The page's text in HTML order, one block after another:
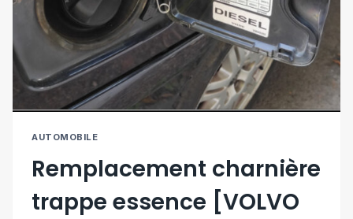
AUTOMOBILE
Remplacement charnière
trappe essence [VOLVO